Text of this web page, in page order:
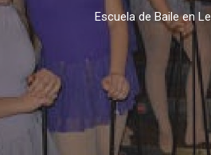
Escuela de Baile en